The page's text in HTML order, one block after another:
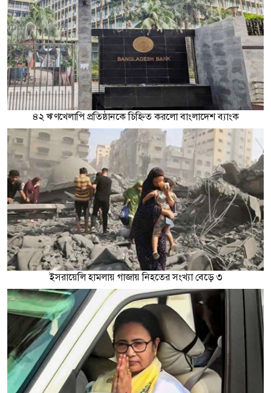
৪২ ঋণখেলাপি প্রতিষ্ঠানকে চিহ্নিত করলো বাংলাদেশ ব্যাংক
ইসরায়েলি হামলায় গাজায় নিহতের সংখ্যা বেড়ে ৩